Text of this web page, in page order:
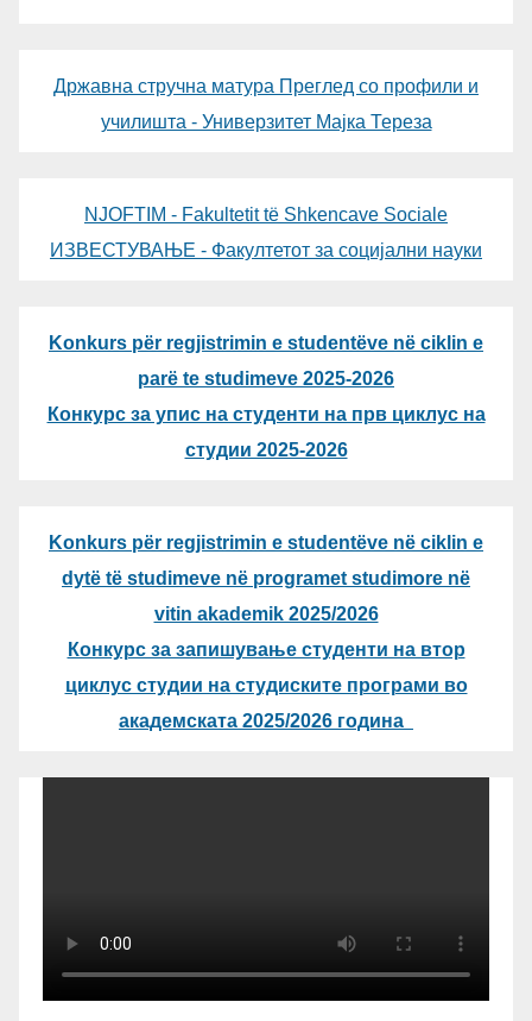
Државна стручна матура Преглед со профили и
училишта - Универзитет Мајка Тереза
NJOFTIM - Fakultetit të Shkencave Sociale
ИЗВЕСТУВАЊЕ - Факултетот за социјални науки
Konkurs për regjistrimin e studentëve në ciklin e
parë te studimeve 2025-2026
Конкурс за упис на студенти на прв циклус на
студии 2025-2026
Konkurs për regjistrimin e studentëve në ciklin e
dytë të studimeve në programet studimore në
vitin akademik 2025/2026
Конкурс за запишување студенти на втор
циклус студии на студиските програми во
академската 2025/2026 година